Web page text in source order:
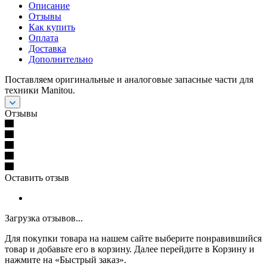
Описание
Отзывы
Как купить
Оплата
Доставка
Дополнительно
Поставляем оригинальные и аналоговые запасные части для
техники Manitou.
Отзывы
Оставить отзыв
Загрузка отзывов...
Для покупки товара на нашем сайте выберите понравившийся
товар и добавьте его в корзину. Далее перейдите в Корзину и
нажмите на «Быстрый заказ».